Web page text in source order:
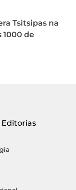
Tsitsipas na
1000 de
Editorias